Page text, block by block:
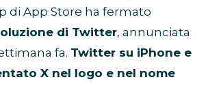
di App Store ha fermato
di Twitter, annunciata
fa. Twitter su iPhone e
X nel logo e nel nome